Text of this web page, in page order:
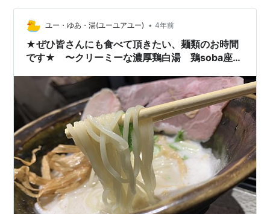
ユー・ゆあ・湯(ユーユアユー) • 4年前
★ぜひ皆さんにも食べて頂きたい、麺類のお時間
です★ 〜クリーミーな濃厚鶏白湯 鶏soba座